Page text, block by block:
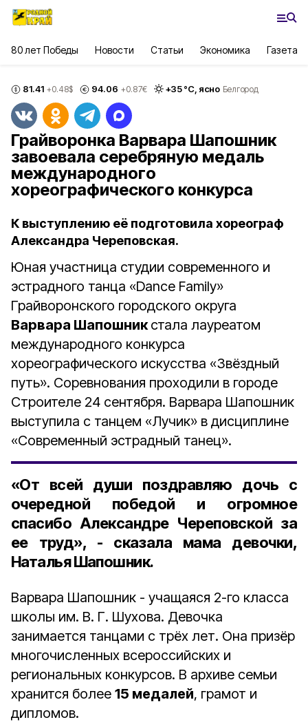
80 лет Победы Новости Статьи Экономика Газета
81.41 +0.48$ 94.06 +0.87€ +35°С, ясно Белгород
Грайворонка Варвара Шапошник
завоевала серебряную медаль
международного
хореографического конкурса
К выступлению её подготовила хореограф
Александра Череповская.
Юная участница студии современного и
эстрадного танца «Dance Family»
Грайворонского городского округа
Варвара Шапошникстала лауреатом
международного конкурса
хореографического искусства «Звёздный
путь». Соревнования проходили в городе
Строителе 24 сентября. Варвара Шапошник
выступила с танцем «Лучик» в дисциплине
«Современный эстрадный танец».
«От всей души поздравляю дочь с
очередной победой и огромное
спасибо Александре Череповской за
ее труд», - сказала мама девочки,
Наталья Шапошник.
Варвара Шапошник - учащаяся 2-го класса
школы им. В. Г. Шухова. Девочка
занимается танцами с трёх лет. Она призёр
многочисленных всероссийских и
региональных конкурсов. В архиве семьи
хранится более 15 медалей, грамот и
дипломов.